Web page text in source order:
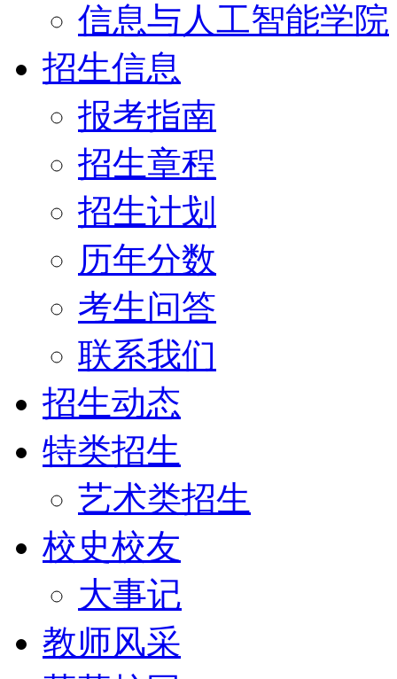
信息与人工智能学院
招生信息
报考指南
招生章程
招生计划
历年分数
考生问答
联系我们
招生动态
特类招生
艺术类招生
校史校友
大事记
教师风采